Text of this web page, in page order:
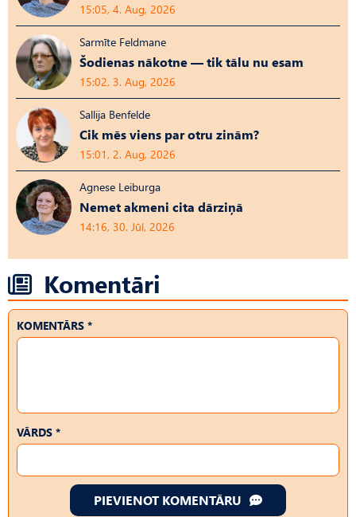
15:05, 4. Aug, 2026
Sarmīte Feldmane
Šodienas nākotne — tik tālu nu esam
15:02, 3. Aug, 2026
Sallija Benfelde
Cik mēs viens par otru zinām?
15:01, 2. Aug, 2026
Agnese Leiburga
Nemet akmeni cita dārziņā
14:16, 30. Jūl, 2026
Komentāri
KOMENTĀRS *
VĀRDS *
PIEVIENOT KOMENTĀRU